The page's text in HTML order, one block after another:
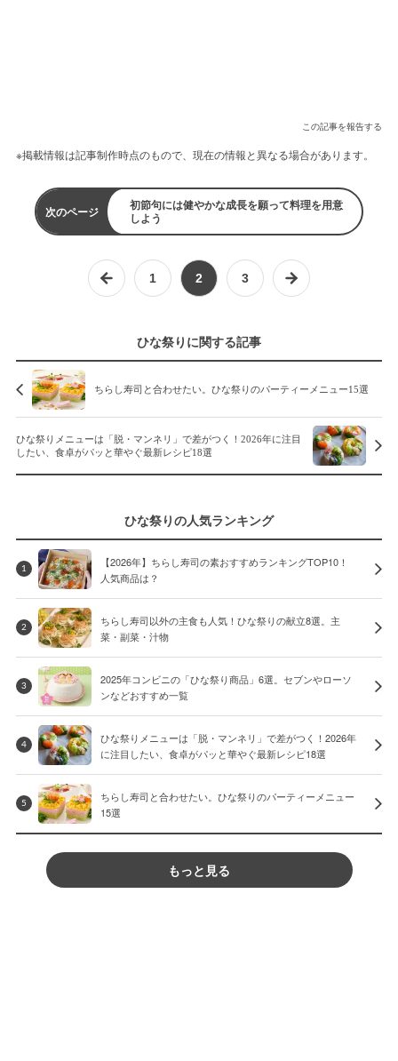
この記事を報告する
※掲載情報は記事制作時点のもので、現在の情報と異なる場合があります。
次のページ
初節句には健やかな成長を願って料理を用意
しよう
1 2 3
ひな祭りに関する記事
ちらし寿司と合わせたい。ひな祭りのパーティーメニュー15選
ひな祭りメニューは「脱・マンネリ」で差がつく！2026年に注目
したい、食卓がパッと華やぐ最新レシピ18選
ひな祭りの人気ランキング
1
【2026年】ちらし寿司の素おすすめランキングTOP10！
人気商品は？
2
ちらし寿司以外の主食も人気！ひな祭りの献立8選。主
菜・副菜・汁物
3
2025年コンビニの「ひな祭り商品」6選。セブンやローソ
ンなどおすすめ一覧
4
ひな祭りメニューは「脱・マンネリ」で差がつく！2026年
に注目したい、食卓がパッと華やぐ最新レシピ18選
5
ちらし寿司と合わせたい。ひな祭りのパーティーメニュー
15選
もっと見る